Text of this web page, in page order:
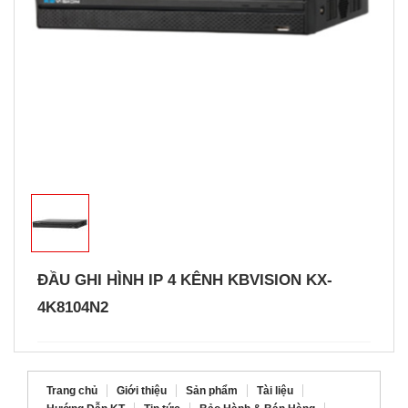
ĐẦU GHI HÌNH IP 4 KÊNH KBVISION KX-
4K8104N2
Trang chủ Giới thiệu Sản phẩm
Tài liệu